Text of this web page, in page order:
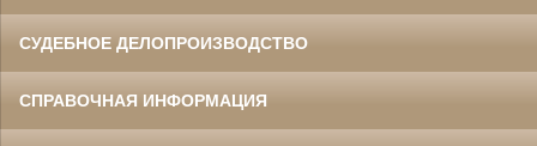
СУДЕБНОЕ ДЕЛОПРОИЗВОДСТВО
СПРАВОЧНАЯ ИНФОРМАЦИЯ